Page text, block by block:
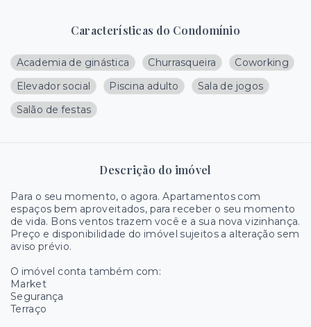
Características do Condomínio
Academia de ginástica Churrasqueira
Coworking
Elevador social
Piscina adulto
Sala de jogos
Salão de festas
Descrição do imóvel
Para o seu momento, o agora. Apartamentos com
espaços bem aproveitados, para receber o seu momento
de vida. Bons ventos trazem você e a sua nova vizinhança.
Preço e disponibilidade do imóvel sujeitos a alteração sem
aviso prévio.
O imóvel conta também com:
Market
Segurança
Terraço